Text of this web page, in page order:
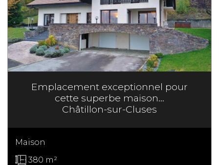
Emplacement exceptionnel pour
cette superbe maison...
Châtillon-sur-Cluses
Maison
380 m²